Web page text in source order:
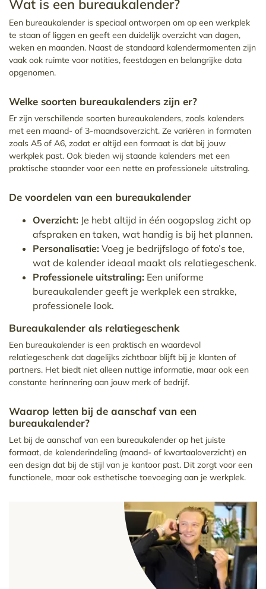
Wat is een bureaukalender?
Een bureaukalender is speciaal ontworpen om op een werkplek
te staan of liggen en geeft een duidelijk overzicht van dagen,
weken en maanden. Naast de standaard kalendermomenten zijn
vaak ook ruimte voor notities, feestdagen en belangrijke data
opgenomen.
Welke soorten bureaukalenders zijn er?
Er zijn verschillende soorten bureaukalenders, zoals kalenders
met een maand- of 3-maandsoverzicht. Ze variëren in formaten
zoals A5 of A6, zodat er altijd een formaat is dat bij jouw
werkplek past. Ook bieden wij staande kalenders met een
praktische staander voor een nette en professionele uitstraling.
De voordelen van een bureaukalender
Overzicht: Je hebt altijd in één oogopslag zicht op
afspraken en taken, wat handig is bij het plannen.
Personalisatie: Voeg je bedrijfslogo of foto’s toe,
wat de kalender ideaal maakt als relatiegeschenk.
Professionele uitstraling: Een uniforme
bureaukalender geeft je werkplek een strakke,
professionele look.
Bureaukalender als relatiegeschenk
Een bureaukalender is een praktisch en waardevol
relatiegeschenk dat dagelijks zichtbaar blijft bij je klanten of
partners. Het biedt niet alleen nuttige informatie, maar ook een
constante herinnering aan jouw merk of bedrijf.
Waarop letten bij de aanschaf van een
bureaukalender?
Let bij de aanschaf van een bureaukalender op het juiste
formaat, de kalenderindeling (maand- of kwartaaloverzicht) en
een design dat bij de stijl van je kantoor past. Dit zorgt voor een
functionele, maar ook esthetische toevoeging aan je werkplek.